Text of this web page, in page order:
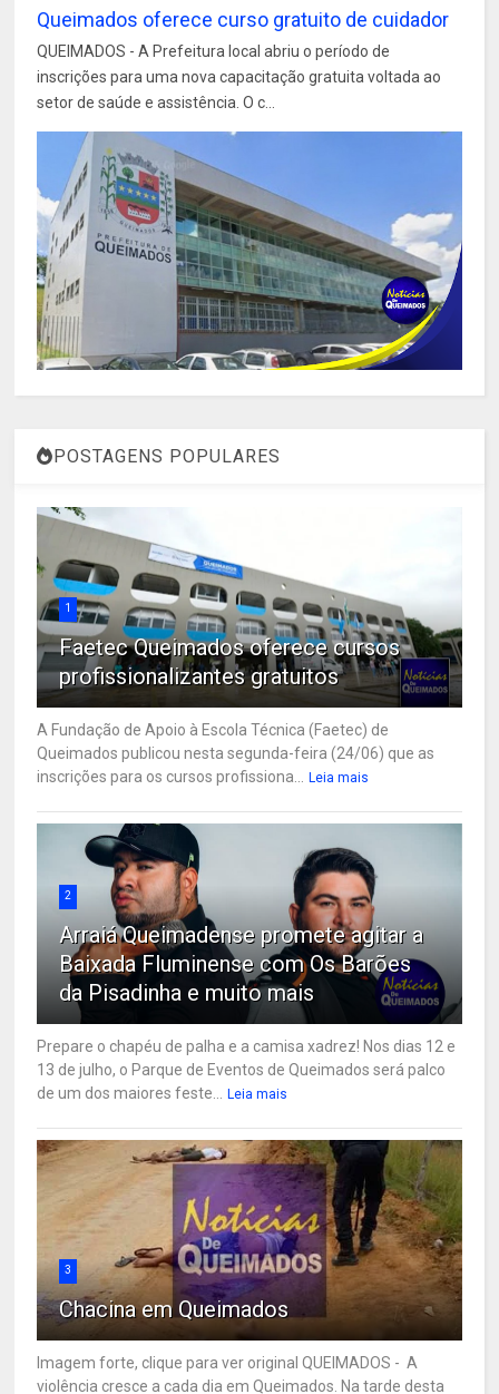
Queimados oferece curso gratuito de cuidador
QUEIMADOS - A Prefeitura local abriu o período de
inscrições para uma nova capacitação gratuita voltada ao
setor de saúde e assistência. O c...
POSTAGENS POPULARES
1
Faetec Queimados oferece cursos
profissionalizantes gratuitos
A Fundação de Apoio à Escola Técnica (Faetec) de
Queimados publicou nesta segunda-feira (24/06) que as
inscrições para os cursos profissiona...
Leia mais
2
Arraiá Queimadense promete agitar a
Baixada Fluminense com Os Barões
da Pisadinha e muito mais
Prepare o chapéu de palha e a camisa xadrez! Nos dias 12 e
13 de julho, o Parque de Eventos de Queimados será palco
de um dos maiores feste...
Leia mais
3
Chacina em Queimados
Imagem forte, clique para ver original QUEIMADOS - A
violência cresce a cada dia em Queimados. Na tarde desta